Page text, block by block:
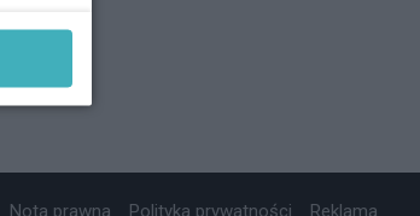
Nota prawna Polityka prywatności Reklama